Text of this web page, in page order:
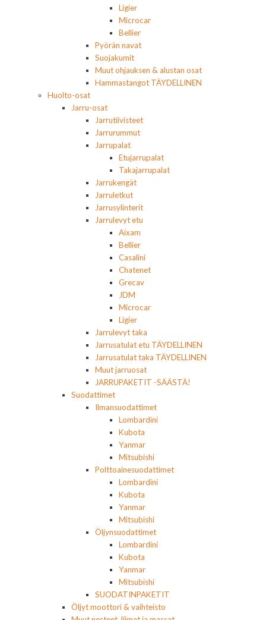
Ligier
Microcar
Bellier
Pyörän navat
Suojakumit
Muut ohjauksen & alustan osat
Hammastangot TÄYDELLINEN
Huolto-osat
Jarru-osat
Jarrutiivisteet
Jarrurummut
Jarrupalat
Etujarrupalat
Takajarrupalat
Jarrukengät
Jarruletkut
Jarrusylinterit
Jarrulevyt etu
Aixam
Bellier
Casalini
Chatenet
Grecav
JDM
Microcar
Ligier
Jarrulevyt taka
Jarrusatulat etu TÄYDELLINEN
Jarrusatulat taka TÄYDELLINEN
Muut jarruosat
JARRUPAKETIT -SÄÄSTÄ!
Suodattimet
Ilmansuodattimet
Lombardini
Kubota
Yanmar
Mitsubishi
Polttoainesuodattimet
Lombardini
Kubota
Yanmar
Mitsubishi
Öljynsuodattimet
Lombardini
Kubota
Yanmar
Mitsubishi
SUODATINPAKETIT
Öljyt moottori & vaihteisto